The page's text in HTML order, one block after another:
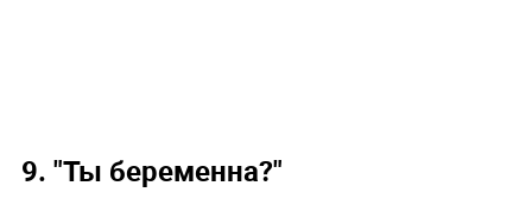
9. "Ты беременна?"